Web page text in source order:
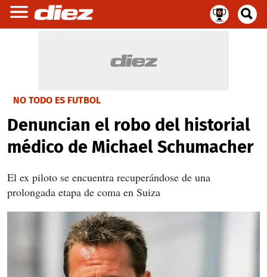
NO TODO ES FUTBOL
Denuncian el robo del historial
médico de Michael Schumacher
El ex piloto se encuentra recuperándose de una
prolongada etapa de coma en Suiza